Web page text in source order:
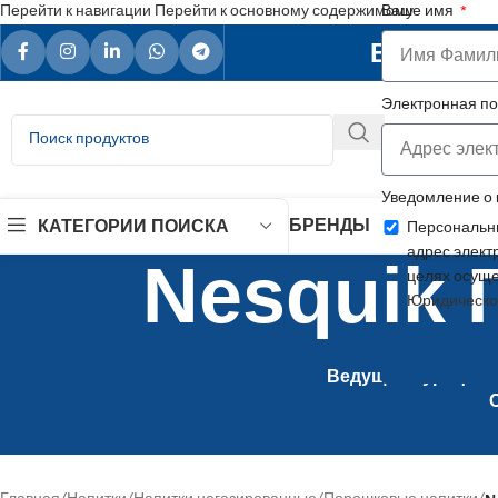
Перейти к навигации Перейти к основному содержимому
Ваш
Ваше имя
Электронная
Уведомление о
адрес
целях
КАТЕГОРИИ ПОИСКА БРЕНДЫ
Nesquik
Ведущий